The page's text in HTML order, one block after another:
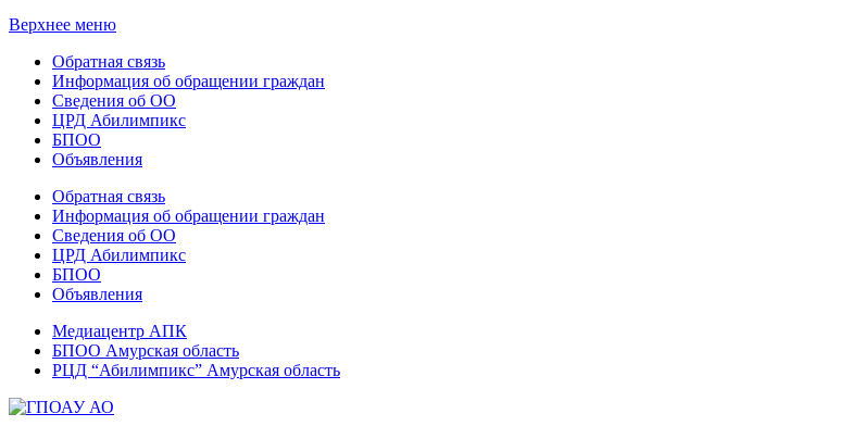
Верхнее меню
Обратная связь
Информация об обращении граждан
Сведения об ОО
ЦРД Абилимпикс
БПОО
Объявления
Обратная связь
Информация об обращении граждан
Сведения об ОО
ЦРД Абилимпикс
БПОО
Объявления
Медиацентр АПК
БПОО Амурская область
РЦД “Абилимпикс” Амурская область